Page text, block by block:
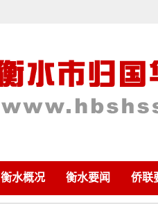
衡水概况 衡水要闻 侨联